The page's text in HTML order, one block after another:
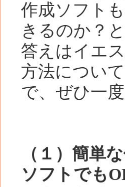
作成ソフト
きるのか？
答えはイエ
方法につい
で、ぜひ一
（１）簡単
ソフトでも